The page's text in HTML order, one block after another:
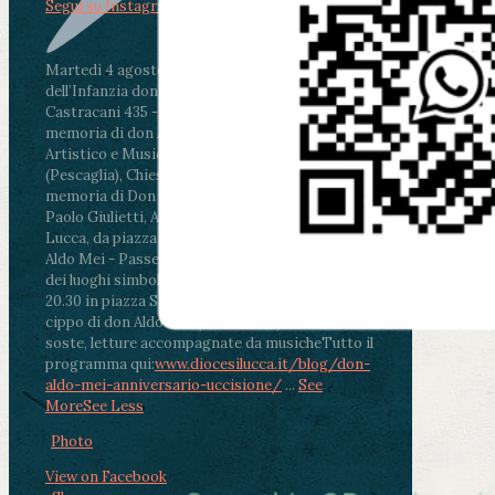
Martedì 4 agosto2026
ore 11:30 - Lucca, Scuola
dell’Infanzia don Aldo Mei - Viale Castruccio
Castracani 435 - Inaugurazione murales in
memoria di don Aldo Mei curato dal Liceo
Artistico e Musicale “Passaglia”
ore 18 - Fiano
(Pescaglia), Chiesa parrocchiale - Messa in
memoria di Don Aldo Mei celebrata da mons.
Paolo Giulietti, Arcivescovo di Lucca
ore 20.30 -
Lucca, da piazza San Michele al Cippo di don
Aldo Mei - Passeggiata della Memoria in alcuni
dei luoghi simbolo della città. Ritrovo alle ore
20.30 in piazza San Michele con conclusione al
cippo di don Aldo Mei (Porta Elisa). Durante le
soste, letture accompagnate da musicheTutto il
programma qui:www.diocesilucca.it/blog/don-
aldo-mei-anniversario-uccisione/ ... See
MoreSee Less
Photo
View on Facebook
Segui su Instagram